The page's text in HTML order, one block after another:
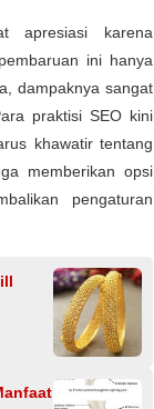
apresiasi karena
ini hanya
dampaknya sangat
praktisi SEO kini
khawatir tentang
memberikan opsi
pengaturan